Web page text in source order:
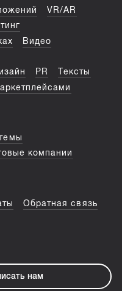
VR/AR
Видео
PR
Тексты
компании
Обратная связь
нам